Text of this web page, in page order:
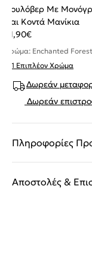
Πουλόβερ Με
Και Κοντά Μανίκια
51,90€
Χρώμα: Enchanted Forest
+ 1 Επιπλέον Χρώμα
Δωρεάν
Δωρεάν
Πληροφορίες
Αποστολές &